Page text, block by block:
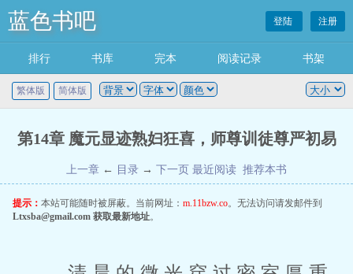
蓝色书吧 登陆 注册
排行 书库 完本 阅读记录 书架
繁体版 简体版
第14章 魔元显迹熟妇狂喜，师尊训徒尊严初易
上一章 ← 目录 → 下一页 最近阅读 推荐本书
提示： 本站可能随时被屏蔽。当前网址： m.11bzw.co。无法访问请发邮件到
Ltxsba@gmail.com 获取最新地址。